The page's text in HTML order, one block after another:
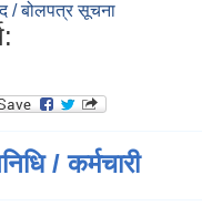
/ बोलपत्र सूचना
/ कर्मचारी